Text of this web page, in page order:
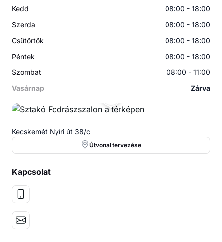
Kedd
08:00 - 18:00
Szerda
08:00 - 18:00
Csütörtök
08:00 - 18:00
Péntek
08:00 - 18:00
Szombat
08:00 - 11:00
Vasárnap
Zárva
Kecskemét Nyíri út 38/c
Útvonal tervezése
Kapcsolat